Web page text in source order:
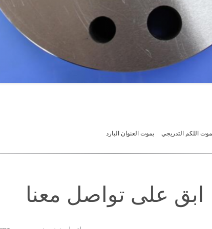
اللكم التدريجي يموت العنوان البارد
ابق على تواصل معنا